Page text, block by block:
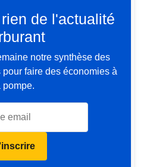
de l'actualité
notre synthèse des
faire des économies à
pompe.